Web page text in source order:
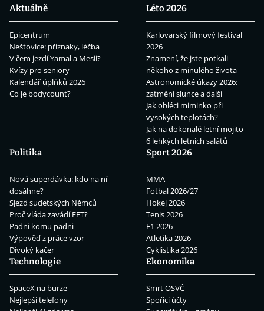
Aktuálně
Epicentrum
Neštovice: příznaky, léčba
V čem jezdí Yamal a Mesii?
Kvízy pro seniory
Kalendář úplňků 2026
Co je bodycount?
Léto 2026
Karlovarský filmový festival
2026
Znamení, že jste potkali
někoho z minulého života
Astronomické úkazy 2026:
zatmění slunce a další
Jak obléci miminko při
vysokých teplotách?
Jak na dokonalé letní mojito
6 lehkých letních salátů
Politika
Nová superdávka: kdo na ní
dosáhne?
Sjezd sudetských Němců
Proč vláda zavádí EET?
Padni komu padni
Výpověď z práce vzor
Divoký kačer
Sport 2026
MMA
Fotbal 2026/27
Hokej 2026
Tenis 2026
F1 2026
Atletika 2026
Cyklistika 2026
Technologie
SpaceX na burze
Nejlepší telefony
Ekonomika
Smrt OSVČ
Spořicí účty